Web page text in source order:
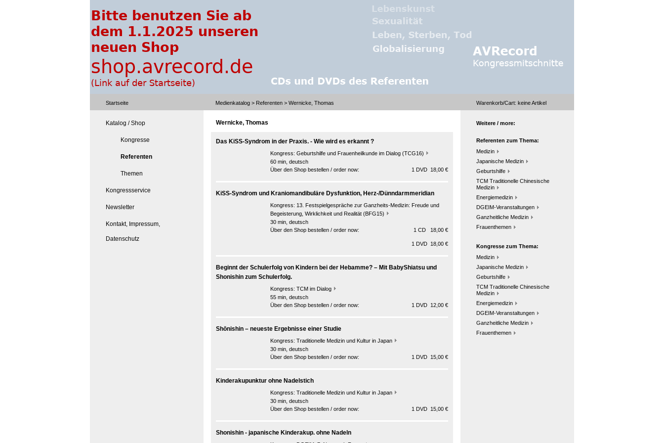
Startseite Medienkatalog > Referenten > Wernicke, Thomas Warenkorb/Cart: keineArtikel
Katalog / Shop
Kongresse
Referenten
Themen
Kongressservice
Newsletter
Kontakt, Impressum,
Datenschutz
Wernicke, Thomas
Das KiSS-Syndrom in der Praxis. - Wie wird es erkannt ?
Kongress: Geburtshilfe und Frauenheilkunde im Dialog (TCG16)
60 min, deutsch
Über den Shop bestellen / order now:
1 DVD 18,00 €
KiSS-Syndrom und Kraniomandibuläre Dysfunktion, Herz-/Dünndarmmeridian
Kongress: 13. Festspielgespräche zur Ganzheits-Medizin: Freude und
Begeisterung, Wirklichkeit und Realität (BFG15)
30 min, deutsch
Über den Shop bestellen / order now:
1 CD 18,00 €
1 DVD 18,00 €
Beginnt der Schulerfolg von Kindern bei der Hebamme? – Mit BabyShiatsu und
Shonishin zum Schulerfolg.
Kongress: TCM im Dialog
55 min, deutsch
Über den Shop bestellen / order now:
1 DVD 12,00 €
Shōnishin – neueste Ergebnisse einer Studie
Kongress: Traditionelle Medizin und Kultur in Japan
30 min, deutsch
Über den Shop bestellen / order now:
1 DVD 15,00 €
Kinderakupunktur ohne Nadelstich
Kongress: Traditionelle Medizin und Kultur in Japan
30 min, deutsch
Über den Shop bestellen / order now:
1 DVD 15,00 €
Shonishin - japanische Kinderakup. ohne Nadeln
Weitere / more:
Referenten zum Thema:
Medizin
Japanische Medizin
Geburtshilfe
TCM Traditionelle Chinesische
Medizin
Energiemedizin
DGEIM-Veranstaltungen
Ganzheitliche Medizin
Frauenthemen
Kongresse zum Thema:
Medizin
Japanische Medizin
Geburtshilfe
TCM Traditionelle Chinesische
Medizin
Energiemedizin
DGEIM-Veranstaltungen
Ganzheitliche Medizin
Frauenthemen